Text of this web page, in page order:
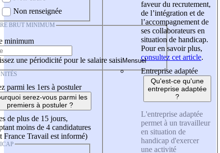
Non renseignée
BRUT MINIMUM
minimum
une périodicité pour le salaire saisi
parmi les 1ers à postuler
serez-vous parmi les
premiers à postuler ?
de plus de 15 jours,
moins de 4 candidatures
France Travail est informé)
faveur du recrutement,
de l’intégration et de
l’accompagnement de
ses collaborateurs en
situation de handicap.
Pour en savoir plus,
consultez cet article.
Entreprise adaptée
Qu'est-ce qu'une
entreprise adaptée
?
L'entreprise adaptée
permet à un travailleur
en situation de
handicap d'exercer
une activité